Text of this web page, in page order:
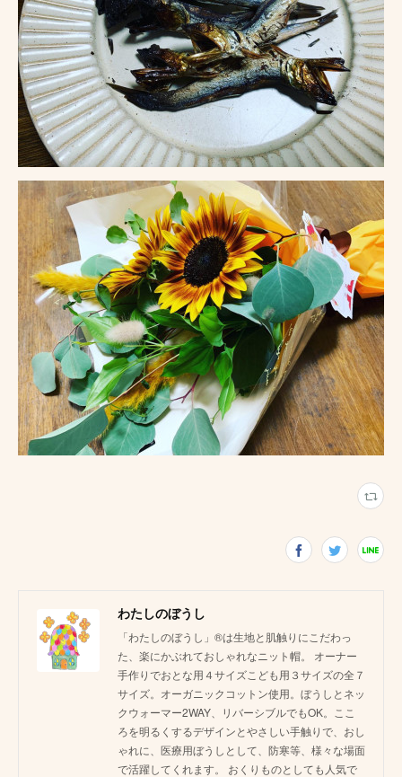
わたしのぼうし
「わたしのぼうし」®は生地と肌触りにこだわっ
た、楽にかぶれておしゃれなニット帽。 オーナー
手作りでおとな用４サイズこども用３サイズの全７
サイズ。オーガニックコットン使用。ぼうしとネッ
クウォーマー2WAY、リバーシブルでもOK。ここ
ろを明るくするデザインとやさしい手触りで、おし
ゃれに、医療用ぼうしとして、防寒等、様々な場面
で活躍してくれます。 おくりものとしても人気で